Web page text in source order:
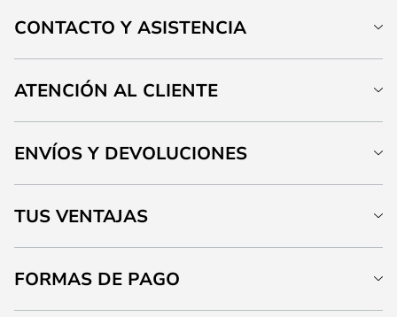
CONTACTO Y ASISTENCIA
ATENCIÓN AL CLIENTE
ENVÍOS Y DEVOLUCIONES
TUS VENTAJAS
FORMAS DE PAGO